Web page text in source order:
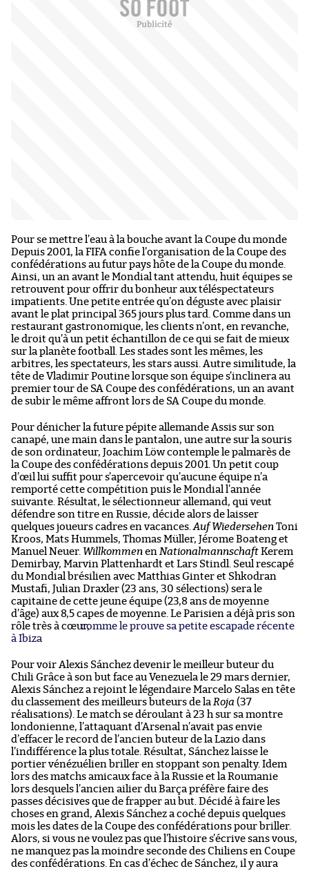
Pour se mettre l’eau à la bouche avant la Coupe du monde
Depuis 2001, la FIFA confie l’organisation de la Coupe des
confédérations au futur pays hôte de la Coupe du monde.
Ainsi, un an avant le Mondial tant attendu, huit équipes se
retrouvent pour offrir du bonheur aux téléspectateurs
impatients. Une petite entrée qu’on déguste avec plaisir
avant le plat principal 365 jours plus tard. Comme dans un
restaurant gastronomique, les clients n’ont, en revanche,
le droit qu’à un petit échantillon de ce qui se fait de mieux
sur la planète football. Les stades sont les mêmes, les
arbitres, les spectateurs, les stars aussi. Autre similitude, la
tête de Vladimir Poutine lorsque son équipe s’inclinera au
premier tour de SA Coupe des confédérations, un an avant
de subir le même affront lors de SA Coupe du monde.
Pour dénicher la future pépite allemande Assis sur son
canapé, une main dans le pantalon, une autre sur la souris
de son ordinateur, Joachim Löw contemple le palmarès de
la Coupe des confédérations depuis 2001. Un petit coup
d’œil lui suffit pour s’apercevoir qu’aucune équipe n’a
remporté cette compétition puis le Mondial l’année
suivante. Résultat, le sélectionneur allemand, qui veut
défendre son titre en Russie, décide alors de laisser
quelques joueurs cadres en vacances. Auf Wiedersehen Toni
Kroos, Mats Hummels, Thomas Müller, Jérome Boateng et
Manuel Neuer. Willkommen en Nationalmannschaft Kerem
Demirbay, Marvin Plattenhardt et Lars Stindl. Seul rescapé
du Mondial brésilien avec Matthias Ginter et Shkodran
Mustafi, Julian Draxler (23 ans, 30 sélections) sera le
capitaine de cette jeune équipe (23,8 ans de moyenne
d’âge) aux 8,5 capes de moyenne. Le Parisien a déjà pris son
rôle très à cœur,comme le prouve sa petite escapade récente
à Ibiza
.
Pour voir Alexis Sánchez devenir le meilleur buteur du
Chili Grâce à son but face au Venezuela le 29 mars dernier,
Alexis Sánchez a rejoint le légendaire Marcelo Salas en tête
du classement des meilleurs buteurs de la Roja (37
réalisations). Le match se déroulant à 23 h sur sa montre
londonienne, l’attaquant d’Arsenal n’avait pas envie
d’effacer le record de l’ancien buteur de la Lazio dans
l’indifférence la plus totale. Résultat, Sánchez laisse le
portier vénézuélien briller en stoppant son penalty. Idem
lors des matchs amicaux face à la Russie et la Roumanie
lors desquels l’ancien ailier du Barça préfère faire des
passes décisives que de frapper au but. Décidé à faire les
choses en grand, Alexis Sánchez a coché depuis quelques
mois les dates de la Coupe des confédérations pour briller.
Alors, si vous ne voulez pas que l’histoire s’écrive sans vous,
ne manquez pas la moindre seconde des Chiliens en Coupe
des confédérations. En cas d’échec de Sánchez, il y aura